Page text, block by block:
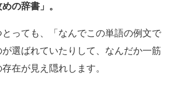
の辞書」。
っても、「なんでこの単語の例文で
選ばれていたりして、なんだか一筋
在が見え隠れします。